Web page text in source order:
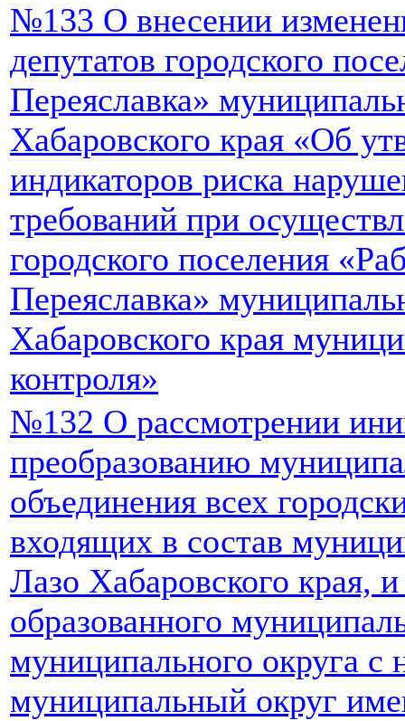
№133 О внесении
депутатов городского
Переяславка»
Хабаровского края «Об
индикаторов риска
требований при
городского поселения
Переяславка»
Хабаровского края
контроля»
№132 О рассмотрении
преобразованию
объединения всех
входящих в состав
Лазо Хабаровского края,
образованного
муниципального округа с
муниципальный округ